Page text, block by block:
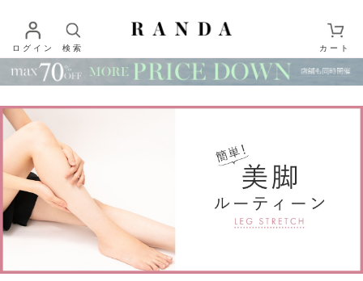
ログイン 検索 カート